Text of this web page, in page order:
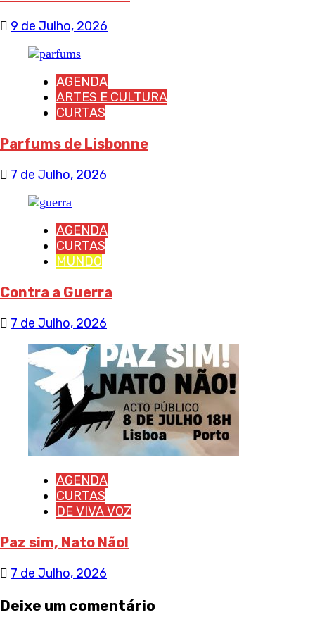
9 de Julho, 2026
AGENDA
ARTES E CULTURA
CURTAS
Parfums de Lisbonne
7 de Julho, 2026
AGENDA
CURTAS
MUNDO
Contra a Guerra
7 de Julho, 2026
AGENDA
CURTAS
DE VIVA VOZ
Paz sim, Nato Não!
7 de Julho, 2026
Deixe um comentário